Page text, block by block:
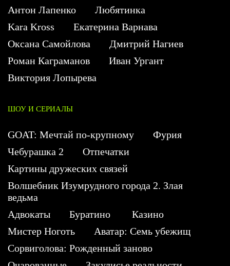
Антон Лапенко
Любятинка
Kara Kross
Екатерина Варнава
Оксана Самойлова
Дмитрий Нагиев
Роман Каграманов
Иван Ургант
Виктория Лопырева
ШОУ И СЕРИАЛЫ
GOAT: Мечтай по-крупному
Фурия
Чебурашка 2
Отпечатки
Картины дружеских связей
Волшебник Изумрудного города 2. Злая
ведьма
Адвокаты
Буратино
Казино
Мистер Ноготь
Аватар: Семь убежищ
Сорвиголова: Рожденный заново